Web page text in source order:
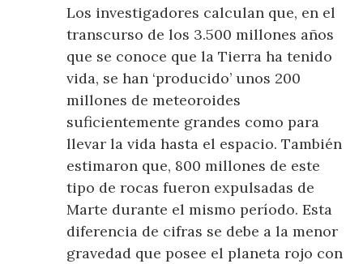
Los investigadores calculan que, en el
transcurso de los 3.500 millones años
que se conoce que la Tierra ha tenido
vida, se han ‘producido’ unos 200
millones de meteoroides
suficientemente grandes como para
llevar la vida hasta el espacio. También
estimaron que, 800 millones de este
tipo de rocas fueron expulsadas de
Marte durante el mismo período. Esta
diferencia de cifras se debe a la menor
gravedad que posee el planeta rojo con